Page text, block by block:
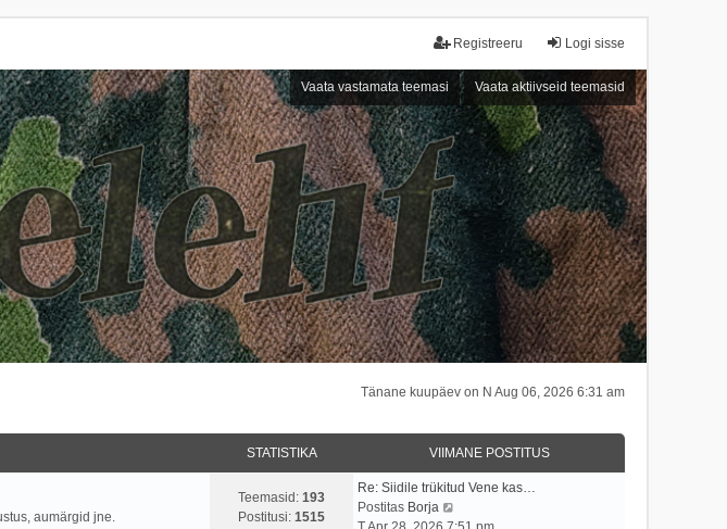
Logi sisse
Registreeru
Vaata vastamata teemasi Vaata aktiivseid teemasid
Tänane kuupäev on N Aug 06, 2026 6:31 am
STATISTIKA VIIMANE POSTITUS
aumärgid jne.
Teemasid: 193
Postitusi: 1515
Re: Siidile trükitud Vene kas…
Postitas Borja
a